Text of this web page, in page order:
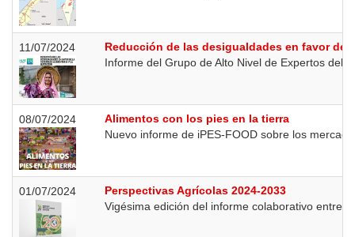
11/07/2024
Reducción de las desigualdades en favor de
Informe del Grupo de Alto Nivel de Expertos del
08/07/2024
Alimentos con los pies en la tierra
Nuevo informe de iPES-FOOD sobre los
01/07/2024
Perspectivas Agrícolas 2024-2033
Vigésima edición del informe colaborativo entre